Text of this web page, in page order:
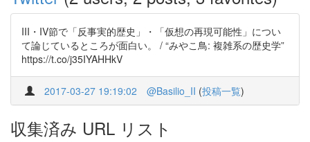
III・IV節で「反事実的歴史」・「仮想の再現可能性」につい
て論じているところが面白い。 / “みやこ鳥: 複雑系の歴史学”
https://t.co/j35IYAHHkV
2017-03-27 19:19:02 @Basilio_II (投稿一覧)
収集済み URL リスト